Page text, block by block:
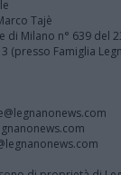
Tajè
di Milano n° 639 del
(presso Famiglia